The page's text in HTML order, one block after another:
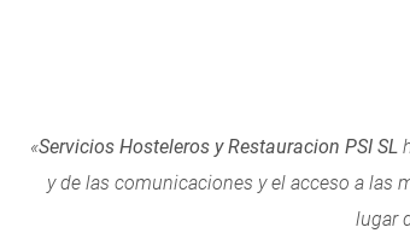
«Servicios Hosteleros y Restauracion PSI SL
y de las comunicaciones y el acceso a las
lugar